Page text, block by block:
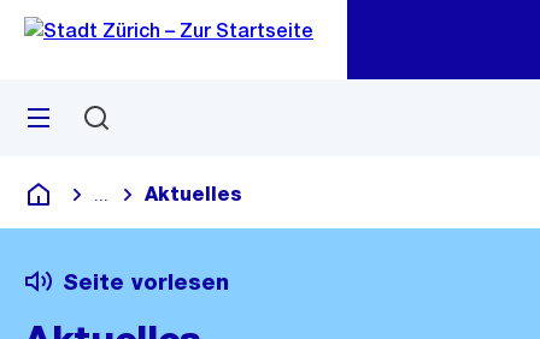
Navigation
Sprunglink
Menü
Deutsch
Blende alle Breadcrumbs ein
Aktuelles
Seite vorlesen